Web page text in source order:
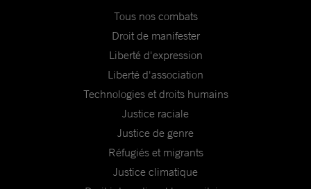
Tous nos combats
Droit de manifester
Liberté d'expression
Liberté d'association
Technologies et droits humains
Justice raciale
Justice de genre
Réfugiés et migrants
Justice climatique